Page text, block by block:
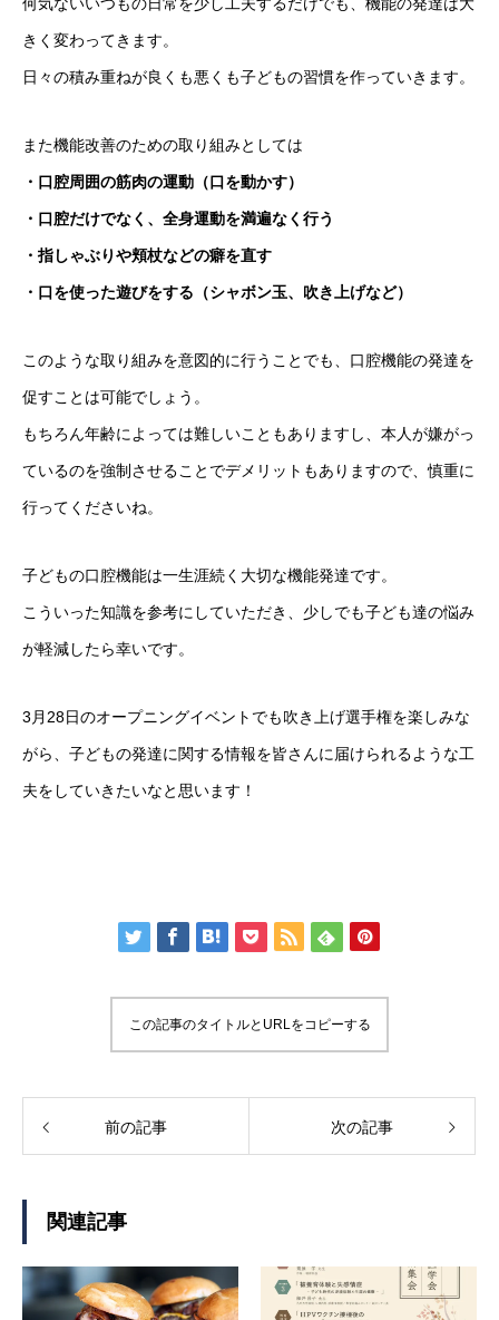
何気ないいつもの日常を少し工夫するだけでも、機能の発達は大
きく変わってきます。
日々の積み重ねが良くも悪くも子どもの習慣を作っていきます。
また機能改善のための取り組みとしては
・口腔周囲の筋肉の運動（口を動かす）
・口腔だけでなく、全身運動を満遍なく行う
・指しゃぶりや頬杖などの癖を直す
・口を使った遊びをする（シャボン玉、吹き上げなど）
このような取り組みを意図的に行うことでも、口腔機能の発達を
促すことは可能でしょう。
もちろん年齢によっては難しいこともありますし、本人が嫌がっ
ているのを強制させることでデメリットもありますので、慎重に
行ってくださいね。
子どもの口腔機能は一生涯続く大切な機能発達です。
こういった知識を参考にしていただき、少しでも子ども達の悩み
が軽減したら幸いです。
3月28日のオープニングイベントでも吹き上げ選手権を楽しみな
がら、子どもの発達に関する情報を皆さんに届けられるような工
夫をしていきたいなと思います！
この記事のタイトルとURLをコピーする
前の記事 次の記事
関連記事